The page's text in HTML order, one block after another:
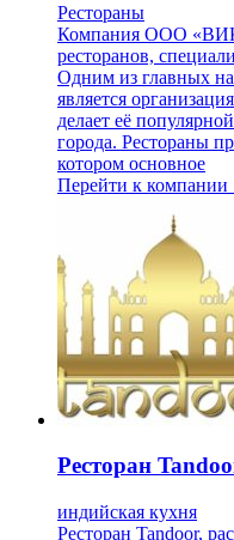
Рестораны
Компания ООО
ресторанов,
Одним из главных
является
делает её
города. Рестораны
котором основное
Перейти к
Ресторан
индийская кухня
Ресторан Tandoor,